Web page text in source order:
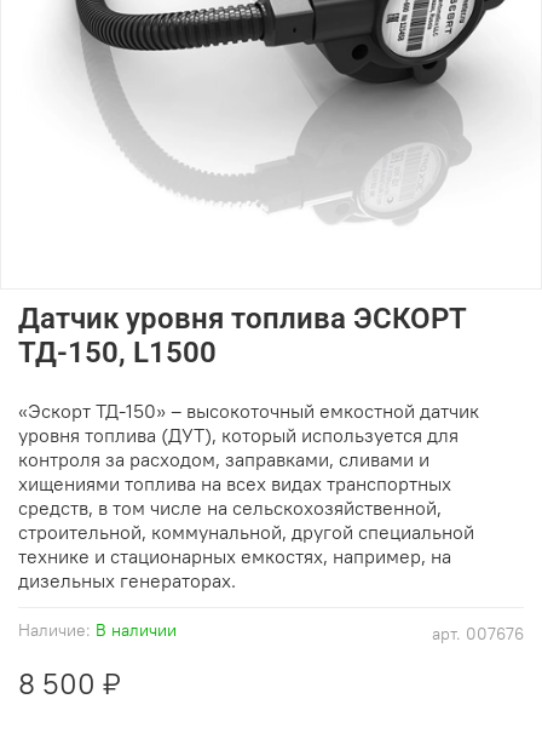
арт. 007676
Наличие: В наличии
Датчик уровня топлива ЭСКОРТ
ТД-150, L1500
8 500 ₽
«Эскорт ТД-150» – высокоточный емкостной датчик
уровня топлива (ДУТ), который используется для
контроля за расходом, заправками, сливами и
хищениями топлива на всех видах транспортных
средств, в том числе на сельскохозяйственной,
строительной, коммунальной, другой специальной
технике и стационарных емкостях, например, на
дизельных генераторах.